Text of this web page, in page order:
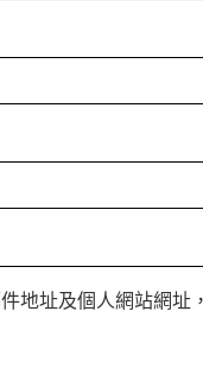
地址及個人網站網址